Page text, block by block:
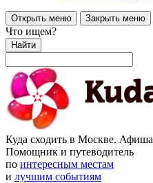
Открыть меню Закрыть меню
Что ищем?
Найти
Куда сходить в Москве. Афиша
Помощник и путеводитель
по интересным местам
и лучшим событиям